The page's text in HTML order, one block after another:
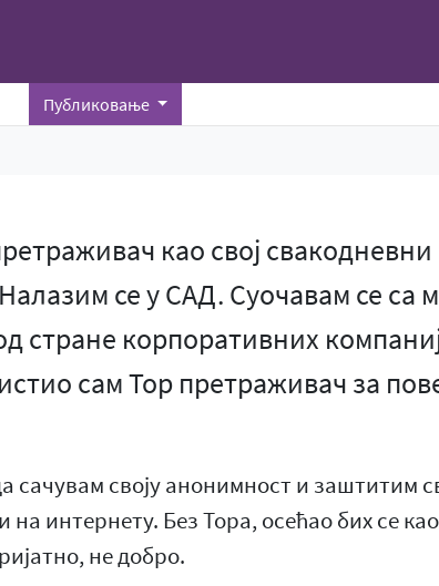
Публиковање
као свој свакодневни
се у САД. Суочавам се
стране корпоративних
сам Тор претраживач за
сачувам своју анонимност и заштитим
на интернету. Без Тора, осећао бих се
не добро.